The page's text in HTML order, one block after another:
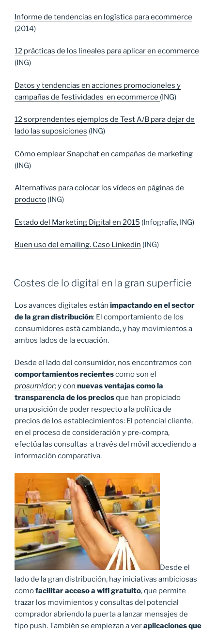
Informe de tendencias en logística para ecommerce
(2014)
12 prácticas de los lineales para aplicar en ecommerce
(ING)
Datos y tendencias en acciones promocioneles y
campañas de festividades en ecommerce (ING)
12 sorprendentes ejemplos de Test A/B para dejar de
lado las suposiciones (ING)
Cómo emplear Snapchat en campañas de marketing
(ING)
Alternativas para colocar los vídeos en páginas de
producto (ING)
Estado del Marketing Digital en 2015 (Infografía, ING)
Buen uso del emailing. Caso Linkedin (ING)
Costes de lo digital en la gran superficie
Los avances digitales están impactando en el sector
de la gran distribución: El comportamiento de los
consumidores está cambiando, y hay movimientos a
ambos lados de la ecuación.
Desde el lado del consumidor, nos encontramos con
comportamientos recientescomo son el
prosumidor;y con nuevas ventajas como la
transparencia de los preciosque han propiciado
una posición de poder respecto a la política de
precios de los establecimientos: El potencial cliente,
en el proceso de consideración y pre-compra,
efectúa las consultas a través del móvil accediendo a
información comparativa.
Desde el
lado de la gran distribución, hay iniciativas ambiciosas
comofacilitar acceso a wifi gratuito, que permite
trazar los movimientos y consultas del potencial
comprador abriendo la puerta a lanzar mensajes de
tipo push. También se empiezan a veraplicaciones que